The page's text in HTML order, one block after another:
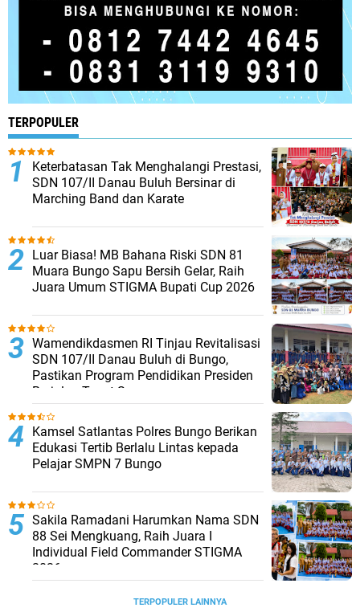
TERPOPULER
Keterbatasan Tak Menghalangi Prestasi,
SDN 107/II Danau Buluh Bersinar di
Marching Band dan Karate
Luar Biasa! MB Bahana Riski SDN 81
Muara Bungo Sapu Bersih Gelar, Raih
Juara Umum STIGMA Bupati Cup 2026
Wamendikdasmen RI Tinjau Revitalisasi
SDN 107/II Danau Buluh di Bungo,
Pastikan Program Pendidikan Presiden
Berjalan Tepat Sasaran
Kamsel Satlantas Polres Bungo Berikan
Edukasi Tertib Berlalu Lintas kepada
Pelajar SMPN 7 Bungo
Sakila Ramadani Harumkan Nama SDN
88 Sei Mengkuang, Raih Juara I
Individual Field Commander STIGMA
2026
TERPOPULER LAINNYA